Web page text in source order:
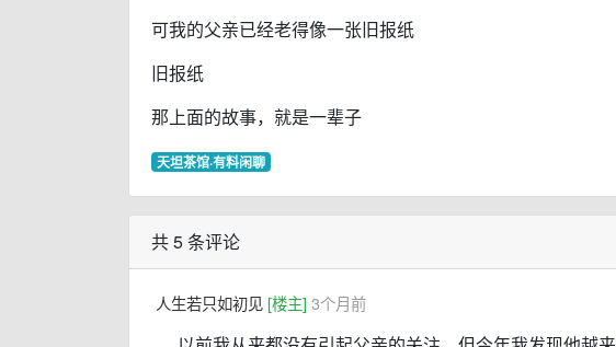
可我的父亲已经老得像一张旧报纸
旧报纸
那上面的故事，就是一辈子
天坦茶馆·有料闲聊
共 5 条评论
人生若只如初见 [楼主] 3个月前